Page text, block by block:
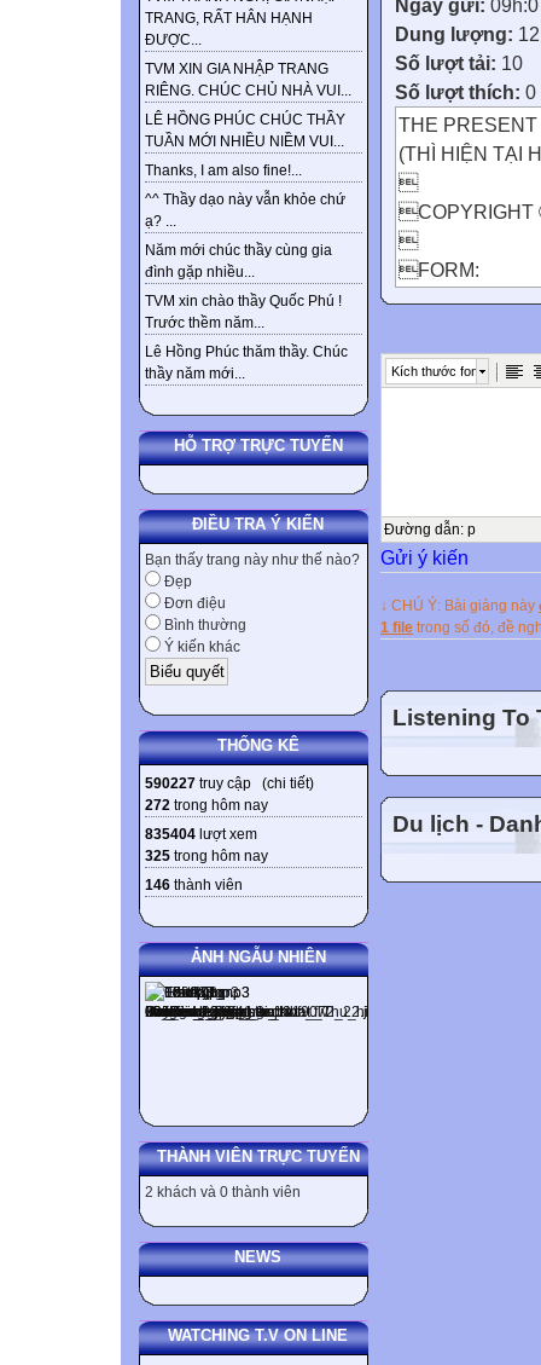
TRANG, RẤT HÂN HẠNH
ĐƯỢC...
TVM XIN GIA NHẬP TRANG
RIÊNG. CHÚC CHỦ NHÀ VUI...
LÊ HỒNG PHÚC CHÚC THẦY
TUẦN MỚI NHIỀU NIỀM VUI...
Thanks, I am also fine!...
^^ Thầy dạo này vẫn khỏe chứ
ạ? ...
Năm mới chúc thầy cùng gia
đình gặp nhiều...
TVM xin chào thầy Quốc Phú !
Trước thềm năm...
Lê Hồng Phúc thăm thầy. Chúc
thầy năm mới...
HỖ TRỢ TRỰC TUYẾN
ĐIỀU TRA Ý KIẾN
Bạn thấy trang này như thế nào?
Đẹp
Đơn điệu
Bình thường
Ý kiến khác
THỐNG KÊ
590227 truy cập (chi tiết)
272 trong hôm nay
835404 lượt xem
325 trong hôm nay
146 thành viên
ẢNH NGẪU NHIÊN
THÀNH VIÊN TRỰC TUYẾN
2 khách và 0 thành viên
NEWS
WATCHING T.V ON LINE
Ngày gửi:
Dung lượng:
Số lượt tải: 10
Số lượt thích: 0
THE
(THÌ HIỆN TẠI

COPYRIGHT

FORM:
Affirmative :
Interrogative :

tại hoàn thành.
mang tính tiếp
hope / learn / lie
/ wait / want /
She has been
Trong trường
Trong câu có
written six
My teacher
một số trạng từ
Kích thước font
Đường dẫn: p
Gửi ý kiến
↓ CHÚ Ý: Bài giảng này
1 file trong số đó, đề
Listening To
Du lịch -